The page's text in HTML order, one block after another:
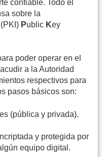
confiable. Todo el
sobre la
Public Key
poder operar en el
a la Autoridad
respectivos para
pasos básicos son:
(pública y privada).
y protegida por
equipo digital.